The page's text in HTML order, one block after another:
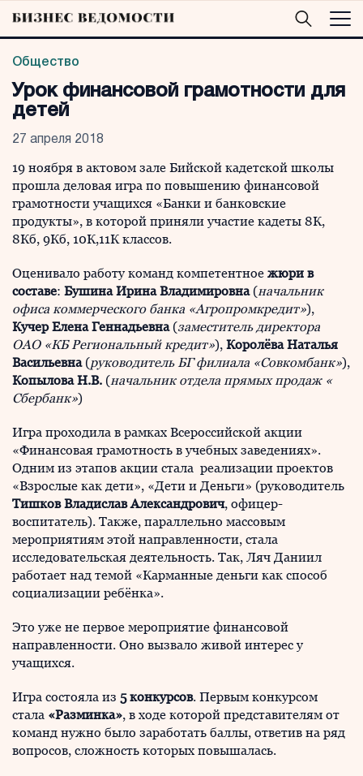
Общество
Урок финансовой грамотности для
детей
27 апреля 2018
19 ноября в актовом зале Бийской кадетской школы
прошла деловая игра по повышению финансовой
грамотности учащихся «Банки и банковские
продукты», в которой приняли участие кадеты 8К,
8Кб, 9Кб, 10К,11К классов.
Оценивало работу команд компетентное жюри в
составе: Бушина Ирина Владимировна(начальник
офиса коммерческого банка «Агропромкредит»),
Кучер Елена Геннадьевна (заместитель директора
ОАО «КБ Региональный кредит»), Королёва Наталья
Васильевна(руководитель БГ филиала «Совкомбанк»),
Копылова Н.В. (начальник отдела прямых продаж «
Сбербанк»)
Игра проходила в рамках Всероссийской акции
«Финансовая грамотность в учебных заведениях».
Одним из этапов акции стала реализации проектов
«Взрослые как дети», «Дети и Деньги» (руководитель
Тишков Владислав Александрович, офицер-
воспитатель). Также, параллельно массовым
мероприятиям этой направленности, стала
исследовательская деятельность. Так, Ляч Даниил
работает над темой «Карманные деньги как способ
социализации ребёнка».
Это уже не первое мероприятие финансовой
направленности. Оно вызвало живой интерес у
учащихся.
Игра состояла из 5 конкурсов. Первым конкурсом
стала «Разминка», в ходе которой представителям от
команд нужно было заработать баллы, ответив на ряд
вопросов, сложность которых повышалась.